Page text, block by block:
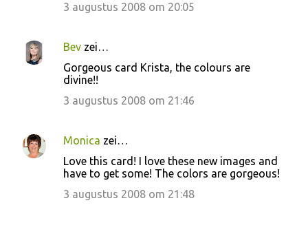
3 augustus 2008 om 20:05
Bev zei…
Gorgeous card Krista, the colours are
divine!!
3 augustus 2008 om 21:46
Monica zei…
Love this card! I love these new images and
have to get some! The colors are gorgeous!
3 augustus 2008 om 21:48